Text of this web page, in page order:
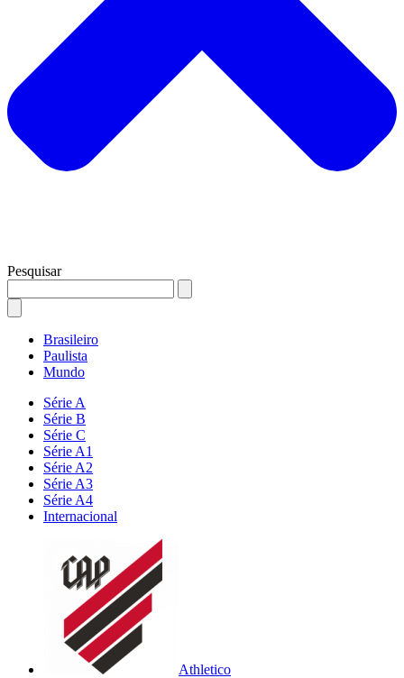
Pesquisar
Brasileiro
Paulista
Mundo
Série A
Série B
Série C
Série A1
Série A2
Série A3
Série A4
Internacional
Athletico